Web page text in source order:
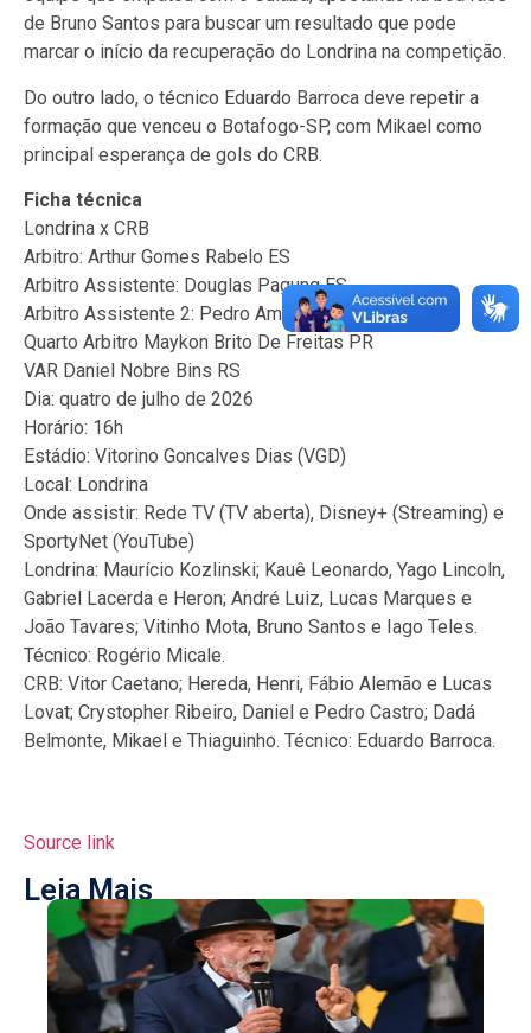
de Bruno Santos para buscar um resultado que pode
marcar o início da recuperação do Londrina na competição.
Do outro lado, o técnico Eduardo Barroca deve repetir a
formação que venceu o Botafogo-SP, com Mikael como
principal esperança de gols do CRB.
Ficha técnica
Londrina x CRB
Arbitro: Arthur Gomes Rabelo ES
Arbitro Assistente: Douglas Pagung ES
Arbitro Assistente 2: Pedro Amorim de Freitas ES
Quarto Arbitro Maykon Brito De Freitas PR
VAR Daniel Nobre Bins RS
Dia: quatro de julho de 2026
Horário: 16h
Estádio: Vitorino Goncalves Dias (VGD)
Local: Londrina
Onde assistir: Rede TV (TV aberta), Disney+ (Streaming) e
SportyNet (YouTube)
Londrina: Maurício Kozlinski; Kauê Leonardo, Yago Lincoln,
Gabriel Lacerda e Heron; André Luiz, Lucas Marques e
João Tavares; Vitinho Mota, Bruno Santos e Iago Teles.
Técnico: Rogério Micale.
CRB: Vitor Caetano; Hereda, Henri, Fábio Alemão e Lucas
Lovat; Crystopher Ribeiro, Daniel e Pedro Castro; Dadá
Belmonte, Mikael e Thiaguinho. Técnico: Eduardo Barroca.
Source link
Leia Mais